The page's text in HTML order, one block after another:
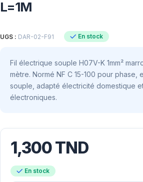
L=1M
UGS : DAR-02-F91 En stock
Fil électrique souple H07V-K 1mm²
mètre. Normé NF C 15-100 pour phase,
souple, adapté électricité domestique
électroniques.
1,300TND
En stock